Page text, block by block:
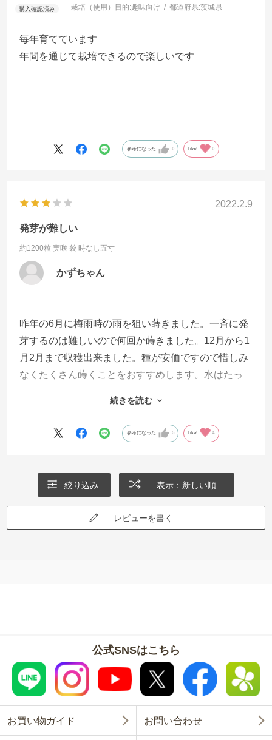
栽培（使用）目的:趣味向け 都道府県:茨城県
毎年育てています
年間を通じて栽培できるので楽しいです
参考になった 0 Like! 0
2022.2.9
発芽が難しい
約1200粒 実咲 袋 時なし五寸
かずちゃん
昨年の6月に梅雨時の雨を狙い蒔きました。一斉に発
芽するのは難しいので何回か蒔きました。12月から1
月2月まで収穫出来ました。種が安価ですので惜しみ
なくたくさん蒔くことをおすすめします。水はたっ
ません。とても難しかったです。
続きを読む
参考になった 5 Like! 4
絞り込み 表示：新しい順
レビューを書く
公式SNSはこちら
お買い物ガイド お問い合わせ